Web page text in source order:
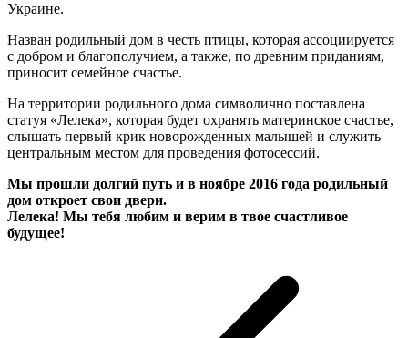
Украине.
Назван родильный дом в честь птицы, которая ассоциируется
с добром и благополучием, а также, по древним приданиям,
приносит семейное счастье.
На территории родильного дома символично поставлена
статуя «Лелека», которая будет охранять материнское счастье,
слышать первый крик новорожденных малышей и служить
центральным местом для проведения фотосессий.
Мы прошли долгий путь и в ноябре 2016 года родильный
дом откроет свои двери.
Лелека! Мы тебя любим и верим в твое счастливое
будущее!